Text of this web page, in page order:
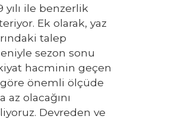
yılı ile benzerlik
Ek olarak, yaz
talep
sezon sonu
hacminin geçen
göre önemli ölçüde
az olacağını
Devreden ve